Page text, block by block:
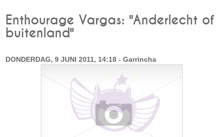
Enthourage Vargas: "Anderlecht of
buitenland"
DONDERDAG, 9 JUNI 2011, 14:18 - Garrincha